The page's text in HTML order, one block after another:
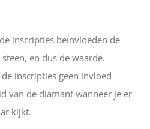
inscripties beïnvloeden de
en dus de waarde.
inscripties geen invloed
van de diamant wanneer je er
kijkt.